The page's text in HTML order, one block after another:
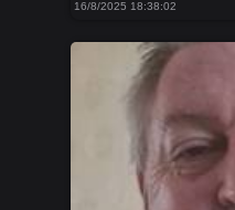
16/8/2025 18:38:02